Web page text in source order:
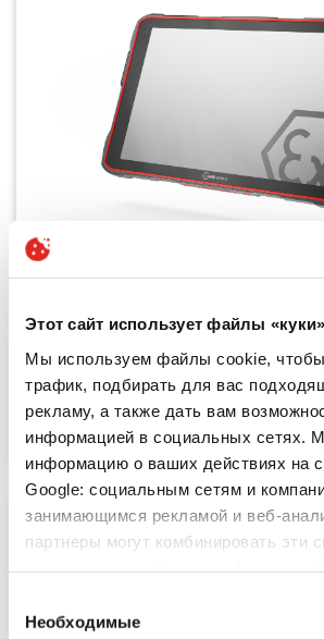
Этот сайт использует файлы «куки»
Мы используем файлы cookie, чтобы
трафик, подбирать для вас
рекламу, а также дать вам
информацией в социальных сетях.
информацию о ваших действиях на
Google: социальным сетям и
занимающимся рекламой и веб-
партнеры могут комбинировать эти
вами их сервисов.
согласия
Необходимые
IS940.1
Подробная информация о